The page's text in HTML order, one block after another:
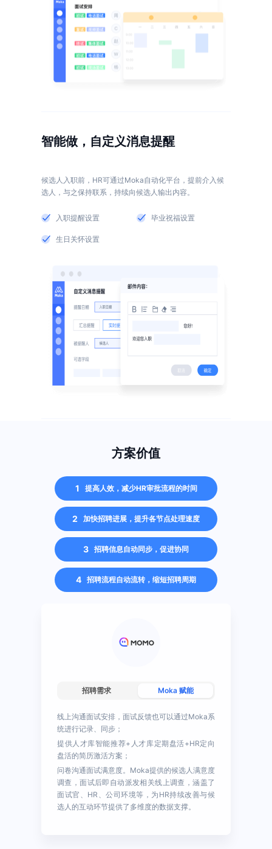
智能做，自定义消息提醒
候选人入职前，HR可通过Moka自动化平台，提前介入候
入职提醒设置 毕业祝福设置
生日关怀设置
方案价值
1 提高人效，减少HR审批流程的时间
2 加快招聘进展，提升各节点处理速度
3 招聘信息自动同步，促进协同
4 招聘流程自动流转，缩短招聘周期
招聘需求 Moka 赋能
招聘量较大，HR需要与大量候选人和面试官进行
线上、线下沟通，占用约1/3的工作时间；
人才库简历数量增长迅速，在积累到数十万封简
历后，HR无法依靠人力从中筛选、维护，造成极
大资源浪费；
公司注重雇主品牌宣传，需要倾听候选人的声
音。